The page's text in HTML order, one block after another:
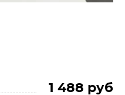
1 488 руб